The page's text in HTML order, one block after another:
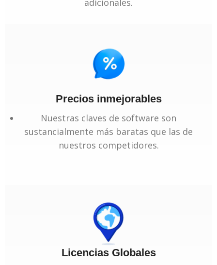
adicionales.
Precios inmejorables
Nuestras claves de software son
sustancialmente más baratas que las de
nuestros competidores.
Licencias Globales